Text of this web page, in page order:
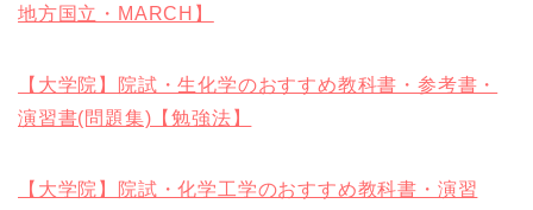
地方国立・MARCH】
【大学院】院試・生化学のおすすめ教科書・参考書・
演習書(問題集)【勉強法】
【大学院】院試・化学工学のおすすめ教科書・演習